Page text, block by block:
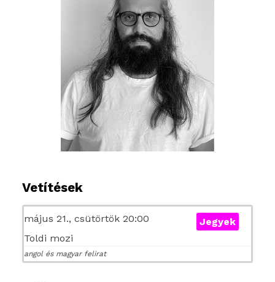
Vetítések
május 21., csütörtök 20:00
Toldi mozi
angol és magyar felirat
Jegyek